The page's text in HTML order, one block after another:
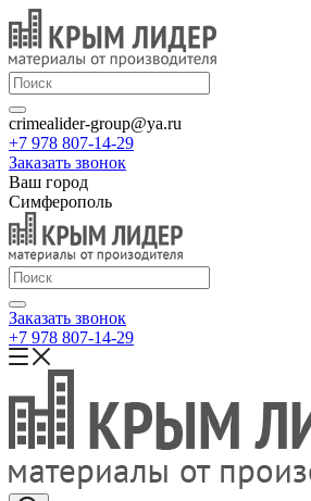
crimealider-group@ya.ru
+7 978 807-14-29
Заказать звонок
Ваш город
Симферополь
Заказать звонок
+7 978 807-14-29